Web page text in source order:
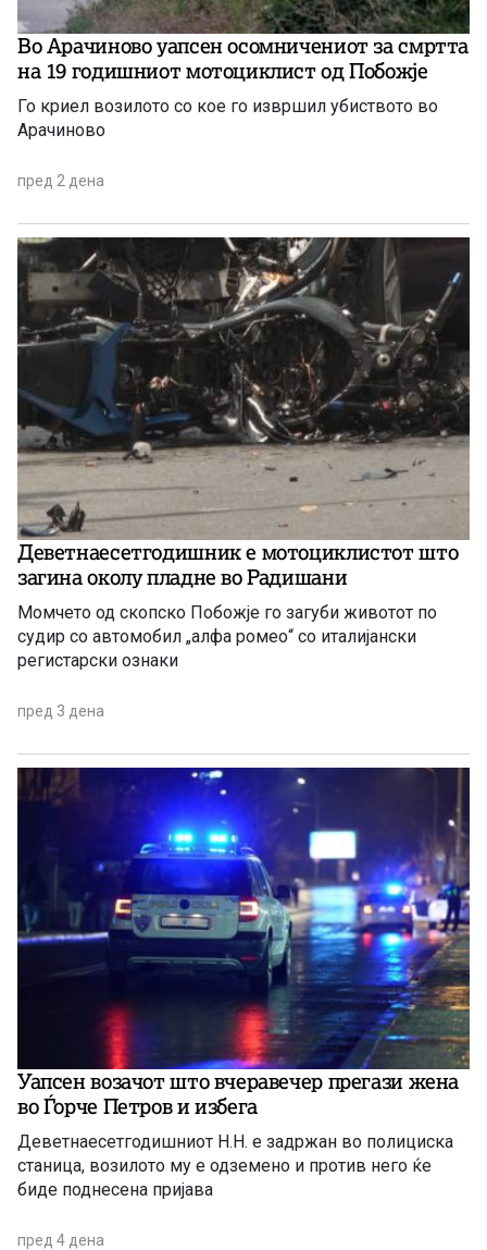
Во Арачиново уапсен осомничениот за смртта
на 19 годишниот мотоциклист од Побожје
Го криел возилото со кое го извршил убиството во
Арачиново
пред 2 дена
Деветнаесетгодишник е мотоциклистот што
загина околу пладне во Радишани
Момчето од скопско Побожје го загуби животот по
судир со автомобил „алфа ромео“ со италијански
регистарски ознаки
пред 3 дена
Уапсен возачот што вчеравечер прегази жена
во Ѓорче Петров и избега
Деветнаесетгодишниот Н.Н. е задржан во полициска
станица, возилото му е одземено и против него ќе
биде поднесена пријава
пред 4 дена